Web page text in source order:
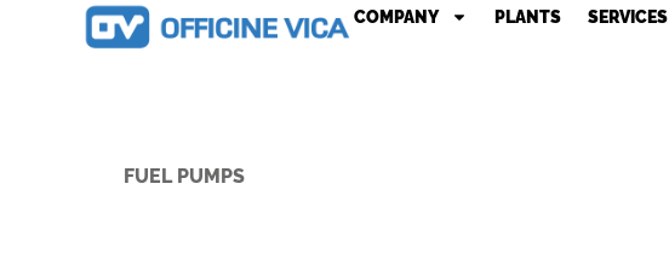
COMPANY PLANTS SERVICES
FUEL PUMPS